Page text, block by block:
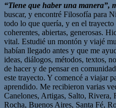
“Tiene que haber una manera”,
buscar, y encontré Filosofía para
todo lo que quería, y en el
coherentes, abiertas, generosas.
vital. Estudié un montón y viajé
habían llegado antes y que me
ideas, diálogos, métodos, textos,
de hacer y de pensar en
este trayecto. Y comencé a viajar
aprendido. Me recibieron varias
Canelones, Artigas, Salto,
Rocha, Buenos Aires, Santa Fé,